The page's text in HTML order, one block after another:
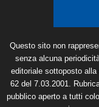
Questo sito non
senza alcuna
editoriale sottoposto
62 del 7.03.2001.
pubblico aperto a tutti